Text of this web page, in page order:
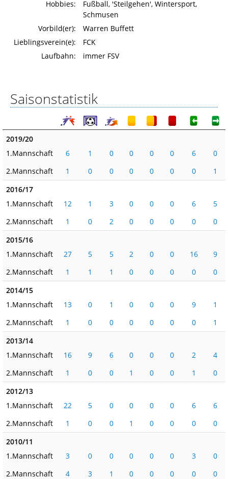
Hobbies:
Fußball, 'Steilgehen', Wintersport,
Schmusen
Vorbild(er):
Warren Buffett
Lieblingsverein(e):
FCK
Laufbahn:
immer FSV
Saisonstatistik
2019/20
1.Mannschaft
6 1 0 0 0 0 6
0
2.Mannschaft
1 0 0 0 0 0 0
1
2016/17
1.Mannschaft
12 1 3 0 0 0 6
5
2.Mannschaft
1 0 2 0 0 0 0
0
2015/16
1.Mannschaft
27 5 5 2 0 0 16
9
2.Mannschaft
1 1 1 0 0 0 0
0
2014/15
1.Mannschaft
13 0 1 0 0 0 9
1
2.Mannschaft
1 0 0 0 0 0 0
1
2013/14
1.Mannschaft
16 9 6 0 0 0 2
4
2.Mannschaft
1 0 0 1 0 0 1
0
2012/13
1.Mannschaft
22 5 0 0 0 0 6
6
2.Mannschaft
1 0 0 1 0 0 0
0
2010/11
1.Mannschaft
3 0 0 0 0 0 3
0
2.Mannschaft
4 3 1 0 0 0 0
0